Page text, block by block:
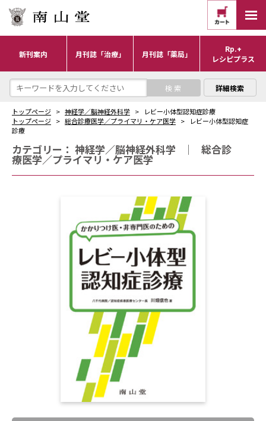
新刊案内 月刊誌「治療」 月刊誌「薬局」
Rp.+
レシピプラス
詳細検索
トップページ 神経学／脳神経外科学
レビー小体型認知症診療
トップページ
総合診療医学／プライマリ・ケア医学
レビー小体型認知症
診療
カテゴリー： 神経学／脳神経外科学 ｜ 総合診
療医学／プライマリ・ケア医学